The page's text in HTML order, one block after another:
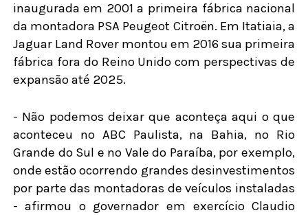
inaugurada em 2001 a primeira fábrica nacional
da montadora PSA Peugeot Citroën. Em Itatiaia, a
Jaguar Land Rover montou em 2016 sua primeira
fábrica fora do Reino Unido com perspectivas de
expansão até 2025.
- Não podemos deixar que aconteça aqui o que
aconteceu no ABC Paulista, na Bahia, no Rio
Grande do Sul e no Vale do Paraíba, por exemplo,
onde estão ocorrendo grandes desinvestimentos
por parte das montadoras de veículos instaladas
- afirmou o governador em exercício Claudio